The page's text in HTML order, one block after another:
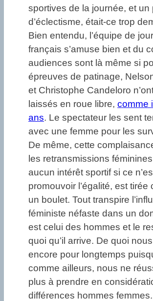
sportives de la journée, et un
d’éclectisme, était-ce trop
Bien entendu, l’équipe de
français s’amuse bien et du
audiences sont là même si
épreuves de patinage,
et Christophe Candeloro
laissés en roue libre, comme
ans. Le spectateur les sent
avec une femme pour les
De même, cette
les retransmissions féminines
aucun intérêt sportif si ce
promouvoir l’égalité, est tirée
un boulet. Tout transpire
féministe néfaste dans un
est celui des hommes et le
quoi qu’il arrive. De quoi
encore pour longtemps
comme ailleurs, nous ne
plus à prendre en
différences hommes femmes.